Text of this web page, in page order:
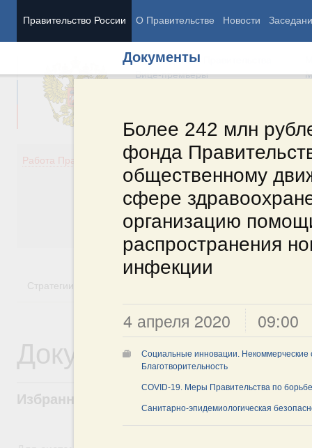
Правительство России О Правительстве Новости
Документы
Более 242 млн
фонда
общественному
сфере
организацию
распространения
инфекции
4 апреля 2020 09:00
Социальные инновации. Некоммерческие
Благотворительность
COVID-19. Меры Правительства по
Санитарно-эпидемиологическая
Председатель Правительства
Вице-премьеры
Работа Правительства
Демография
Здоровье
Культура
Общество
Государство
Стратегии
Документы
Избранные документы со справками к